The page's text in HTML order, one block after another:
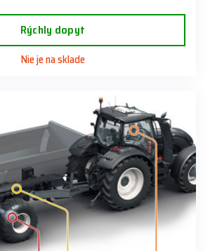
Rýchly dopyt
Nie je na sklade